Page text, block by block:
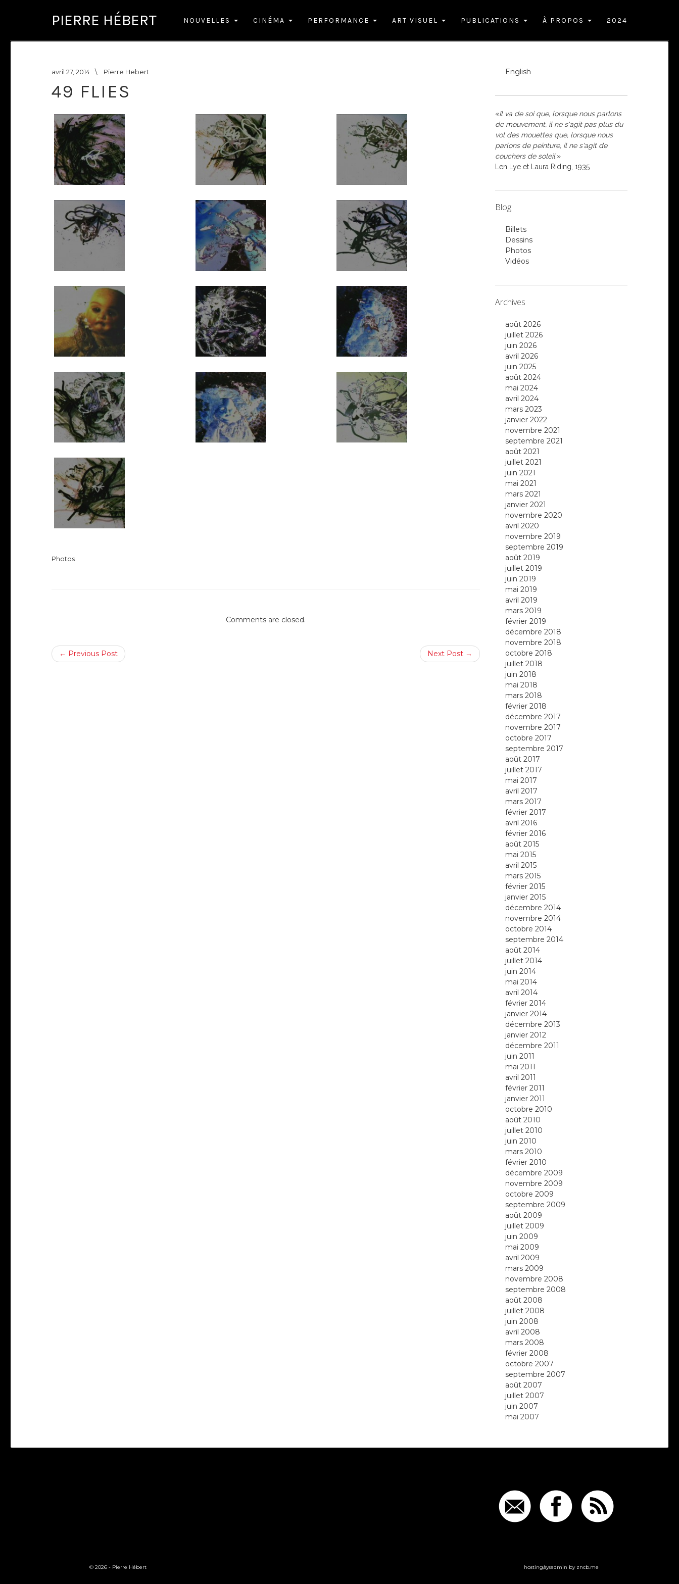
PIERRE HÉBERT NOUVELLES CINÉMA PERFORMANCE ART VISUEL PUBLICATIONS À PROPOS 2024
avril 27, 2014 \ Pierre Hebert
49 FLIES
Photos
Comments are closed.
← Previous Post Next Post →
English
«Il va de soi que, lorsque nous parlons
de mouvement, il ne s'agit pas plus du
vol des mouettes que, lorsque nous
parlons de peinture, il ne s'agit de
couchers de soleil.»
Len Lye et Laura Riding, 1935
Blog
Billets
Dessins
Photos
Vidéos
Archives
août 2026
juillet 2026
juin 2026
avril 2026
juin 2025
août 2024
mai 2024
avril 2024
mars 2023
janvier 2022
novembre 2021
septembre 2021
août 2021
juillet 2021
juin 2021
mai 2021
mars 2021
janvier 2021
novembre 2020
avril 2020
novembre 2019
septembre 2019
août 2019
juillet 2019
juin 2019
mai 2019
avril 2019
mars 2019
février 2019
décembre 2018
novembre 2018
octobre 2018
juillet 2018
juin 2018
mai 2018
mars 2018
février 2018
décembre 2017
novembre 2017
octobre 2017
septembre 2017
août 2017
juillet 2017
mai 2017
avril 2017
mars 2017
février 2017
avril 2016
février 2016
août 2015
mai 2015
avril 2015
mars 2015
février 2015
janvier 2015
décembre 2014
novembre 2014
octobre 2014
septembre 2014
août 2014
juillet 2014
juin 2014
mai 2014
avril 2014
février 2014
janvier 2014
décembre 2013
janvier 2012
décembre 2011
juin 2011
mai 2011
avril 2011
février 2011
janvier 2011
octobre 2010
août 2010
juillet 2010
juin 2010
mars 2010
février 2010
décembre 2009
novembre 2009
octobre 2009
septembre 2009
août 2009
juillet 2009
juin 2009
mai 2009
avril 2009
mars 2009
novembre 2008
septembre 2008
août 2008
juillet 2008
juin 2008
avril 2008
mars 2008
février 2008
octobre 2007
septembre 2007
août 2007
juillet 2007
juin 2007
mai 2007
© 2026 - Pierre Hébert hosting/sysadmin by zncb.me